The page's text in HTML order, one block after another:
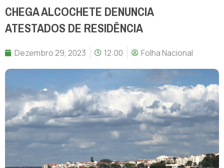
CHEGA ALCOCHETE DENUNCIA
ATESTADOS DE RESIDÊNCIA
Dezembro 29, 2023 12:00 Folha Nacional